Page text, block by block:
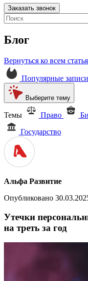
Заказать звонок
Блог
Вернуться ко всем
Популярные записи
Выберите тему
Темы Право
Государство
Альфа Развитие
Опубликовано
Утечки
на треть за год